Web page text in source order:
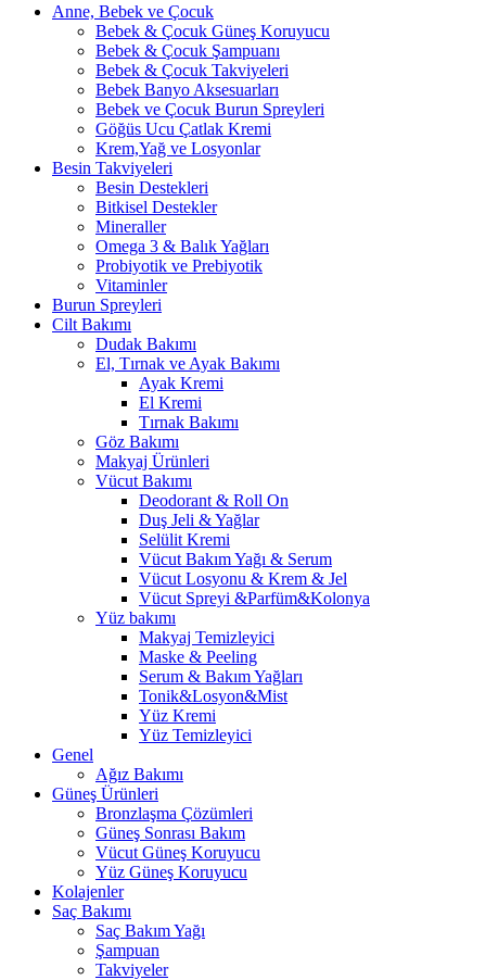
Anne, Bebek ve Çocuk
Bebek & Çocuk Güneş Koruyucu
Bebek & Çocuk Şampuanı
Bebek & Çocuk Takviyeleri
Bebek Banyo Aksesuarları
Bebek ve Çocuk Burun Spreyleri
Göğüs Ucu Çatlak Kremi
Krem,Yağ ve Losyonlar
Besin Takviyeleri
Besin Destekleri
Bitkisel Destekler
Mineraller
Omega 3 & Balık Yağları
Probiyotik ve Prebiyotik
Vitaminler
Burun Spreyleri
Cilt Bakımı
Dudak Bakımı
El, Tırnak ve Ayak Bakımı
Ayak Kremi
El Kremi
Tırnak Bakımı
Göz Bakımı
Makyaj Ürünleri
Vücut Bakımı
Deodorant & Roll On
Duş Jeli & Yağlar
Selülit Kremi
Vücut Bakım Yağı & Serum
Vücut Losyonu & Krem & Jel
Vücut Spreyi &Parfüm&Kolonya
Yüz bakımı
Makyaj Temizleyici
Maske & Peeling
Serum & Bakım Yağları
Tonik&Losyon&Mist
Yüz Kremi
Yüz Temizleyici
Genel
Ağız Bakımı
Güneş Ürünleri
Bronzlaşma Çözümleri
Güneş Sonrası Bakım
Vücut Güneş Koruyucu
Yüz Güneş Koruyucu
Kolajenler
Saç Bakımı
Saç Bakım Yağı
Şampuan
Takviyeler